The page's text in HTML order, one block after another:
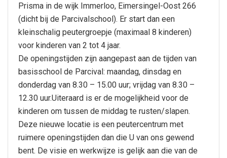
Prisma in de wijk Immerloo, Eimersingel-Oost 266
(dicht bij de Parcivalschool). Er start dan een
kleinschalig peutergroepje (maximaal 8 kinderen)
voor kinderen van 2 tot 4 jaar.
De openingstijden zijn aangepast aan de tijden van
basisschool de Parcival: maandag, dinsdag en
donderdag van 8.30 – 15.00 uur; vrijdag van 8.30 –
12.30 uur.Uiteraard is er de mogelijkheid voor de
kinderen om tussen de middag te rusten/slapen.
Deze nieuwe locatie is een peutercentrum met
ruimere openingstijden dan die U van ons gewend
bent. De visie en werkwijze is gelijk aan die van de